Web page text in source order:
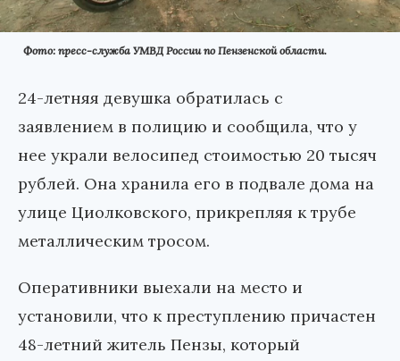
Фото: пресс-служба УМВД России по Пензенской области.
24-летняя девушка обратилась с
заявлением в полицию и сообщила, что у
нее украли велосипед стоимостью 20 тысяч
рублей. Она хранила его в подвале дома на
улице Циолковского, прикрепляя к трубе
металлическим тросом.
Оперативники выехали на место и
установили, что к преступлению причастен
48-летний житель Пензы, который